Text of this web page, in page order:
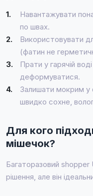
1.
Навантажувати
по швах.
2.
Використовувати
(фатин не
3.
Прати у гарячій
деформуватися.
4.
Залишати мокрим у
швидко сохне,
Для кого
мішечок?
Багаторазовий
рішення, але він